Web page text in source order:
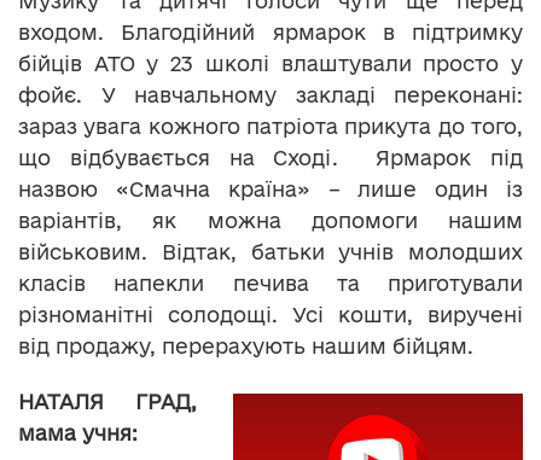
входом. Благодійний ярмарок в підтримку
бійців АТО у 23 школі влаштували просто у
фойє. У навчальному закладі переконані:
зараз увага кожного патріота прикута до того,
що відбувається на Сході. Ярмарок під
назвою «Смачна країна» – лише один із
варіантів, як можна допомоги нашим
військовим. Відтак, батьки учнів молодших
класів напекли печива та приготували
різноманітні солодощі. Усі кошти, виручені
від продажу, перерахують нашим бійцям.
НАТАЛЯ ГРАД,
мама учня: